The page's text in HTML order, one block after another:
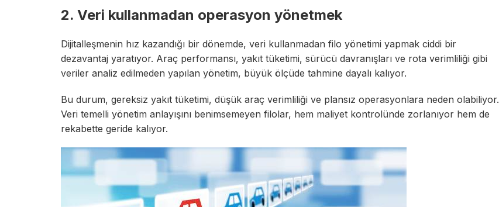
2. Veri kullanmadan operasyon yönetmek
Dijitalleşmenin hız kazandığı bir dönemde, veri kullanmadan filo yönetimi yapmak ciddi bir
dezavantaj yaratıyor. Araç performansı, yakıt tüketimi, sürücü davranışları ve rota verimliliği gibi
veriler analiz edilmeden yapılan yönetim, büyük ölçüde tahmine dayalı kalıyor.
Bu durum, gereksiz yakıt tüketimi, düşük araç verimliliği ve plansız operasyonlara neden olabiliyor.
Veri temelli yönetim anlayışını benimsemeyen filolar, hem maliyet kontrolünde zorlanıyor hem de
rekabette geride kalıyor.